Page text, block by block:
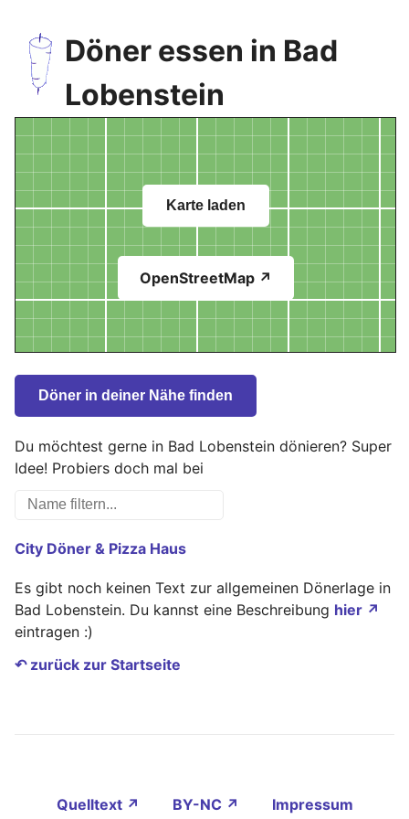
Döner essen in Bad
Lobenstein
Karte laden
OpenStreetMap ↗
Döner in deiner Nähe finden
Du möchtest gerne in Bad Lobenstein dönieren? Super
Idee! Probiers doch mal bei
City Döner & Pizza Haus
Es gibt noch keinen Text zur allgemeinen Dönerlage in
Bad Lobenstein. Du kannst eine Beschreibung hier ↗
eintragen :)
↶ zurück zur Startseite
Quelltext ↗ BY-NC ↗
Impressum